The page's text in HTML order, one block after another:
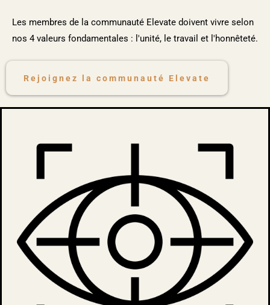
Les membres de la communauté Elevate doivent vivre selon
nos 4 valeurs fondamentales : l'unité, le travail et l'honnêteté.
Rejoignez la communauté Elevate